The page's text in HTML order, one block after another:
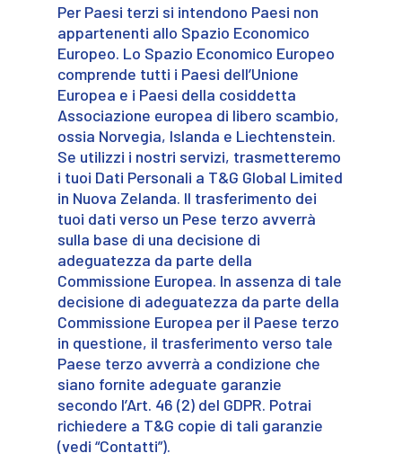
Per Paesi terzi si intendono Paesi non
appartenenti allo Spazio Economico
Europeo. Lo Spazio Economico Europeo
comprende tutti i Paesi dell’Unione
Europea e i Paesi della cosiddetta
Associazione europea di libero scambio,
ossia Norvegia, Islanda e Liechtenstein.
Se utilizzi i nostri servizi, trasmetteremo
i tuoi Dati Personali a T&G Global Limited
in Nuova Zelanda. Il trasferimento dei
tuoi dati verso un Pese terzo avverrà
sulla base di una decisione di
adeguatezza da parte della
Commissione Europea. In assenza di tale
decisione di adeguatezza da parte della
Commissione Europea per il Paese terzo
in questione, il trasferimento verso tale
Paese terzo avverrà a condizione che
siano fornite adeguate garanzie
secondo l’Art. 46 (2) del GDPR. Potrai
richiedere a T&G copie di tali garanzie
(vedi “Contatti”).